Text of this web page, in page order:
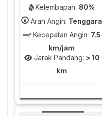
Kelembapan: 80%
Arah Angin: Tenggara
Kecepatan Angin: 7.5
km/jam
Jarak Pandang: > 10
km